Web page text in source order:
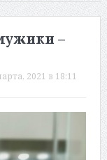
–
2021 в 18:11